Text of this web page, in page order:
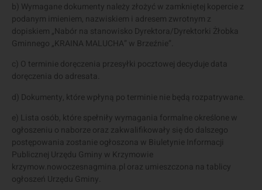
b) Wymagane dokumenty należy złożyć w zamkniętej kopercie z
podanym imieniem, nazwiskiem i adresem zwrotnym z
dopiskiem „Nabór na stanowisko Dyrektora/Dyrektorki Żłobka
Gminnego „KRAINA MALUCHA” w Brzeźnie”.
c) O terminie doręczenia przesyłki pocztowej decyduje data
doręczenia do adresata.
d) Dokumenty, które wpłyną po terminie nie będą rozpatrywane.
e) Lista osób, które spełniły wymagania formalne określone w
ogłoszeniu o naborze oraz zakwalifikowały się do dalszego
postępowania zostanie ogłoszona w Biuletynie Informacji
Publicznej Urzędu Gminy w Krzymowie
krzymow.nowoczesnagmina.pl oraz umieszczona na tablicy
ogłoszeń Urzędu Gminy.